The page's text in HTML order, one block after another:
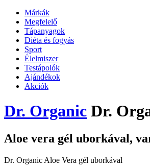
Márkák
Megfelelő
Tápanyagok
Diéta és fogyás
Sport
Élelmiszer
Testápolók
Ajándékok
Akciók
Dr. Organic Dr.
Aloe vera gél uborkával,
Dr. Organic Aloe Vera gél uborkával